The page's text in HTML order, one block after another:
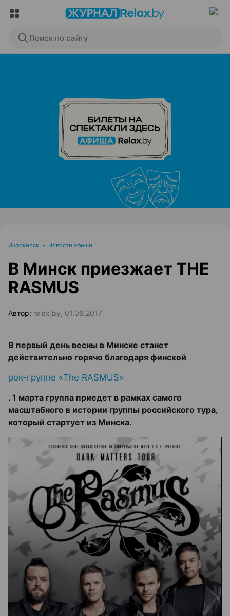
Поиск по сайту
ЭФФЕКТИВНАЯ РЕКЛАМА НА САЙТЕ
Инфокиоск • Новости афиши
В Минск приезжает THE
RASMUS
Автор: relax.by, 01.06.2017
В первый день весны в Минске станет
действительно горячо благодаря финской
рок-группе «The RASMUS»
. 1 марта группа приедет в рамках самого
масштабного в истории группы российского тура,
который стартует из Минска.